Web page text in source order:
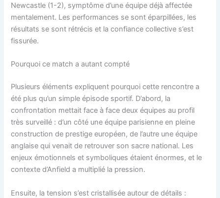
Newcastle (1-2), symptôme d’une équipe déjà affectée
mentalement. Les performances se sont éparpillées, les
résultats se sont rétrécis et la confiance collective s’est
fissurée.
Pourquoi ce match a autant compté
Plusieurs éléments expliquent pourquoi cette rencontre a
été plus qu’un simple épisode sportif. D’abord, la
confrontation mettait face à face deux équipes au profil
très surveillé : d’un côté une équipe parisienne en pleine
construction de prestige européen, de l’autre une équipe
anglaise qui venait de retrouver son sacre national. Les
enjeux émotionnels et symboliques étaient énormes, et le
contexte d’Anfield a multiplié la pression.
Ensuite, la tension s’est cristallisée autour de détails :